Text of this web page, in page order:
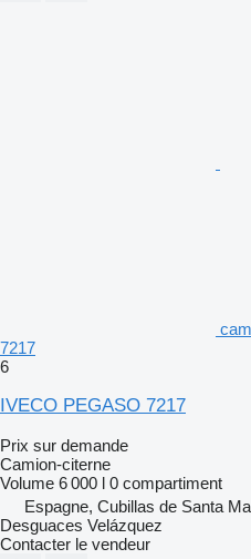
7217
6
IVECO PEGASO 7217
Prix sur demande
Camion-citerne
Volume 6 000 l 0 compartiment
Espagne, Cubillas de Santa
Desguaces Velázquez
Contacter le vendeur